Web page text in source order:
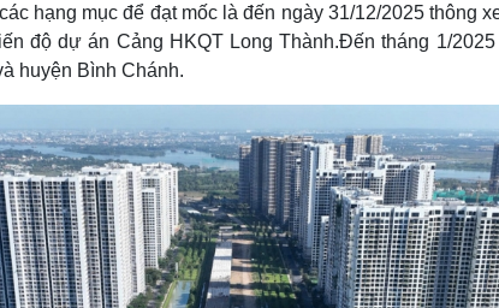
hạng mục để đạt mốc là đến ngày 31/12/2025 thông
độ dự án Cảng HKQT Long Thành.Đến tháng 1/
huyện Bình Chánh.